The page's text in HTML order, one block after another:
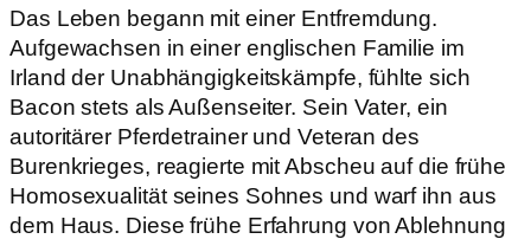
Das Leben begann mit einer Entfremdung.
Aufgewachsen in einer englischen Familie im
Irland der Unabhängigkeitskämpfe, fühlte sich
Bacon stets als Außenseiter. Sein Vater, ein
autoritärer Pferdetrainer und Veteran des
Burenkrieges, reagierte mit Abscheu auf die frühe
Homosexualität seines Sohnes und warf ihn aus
dem Haus. Diese frühe Erfahrung von Ablehnung